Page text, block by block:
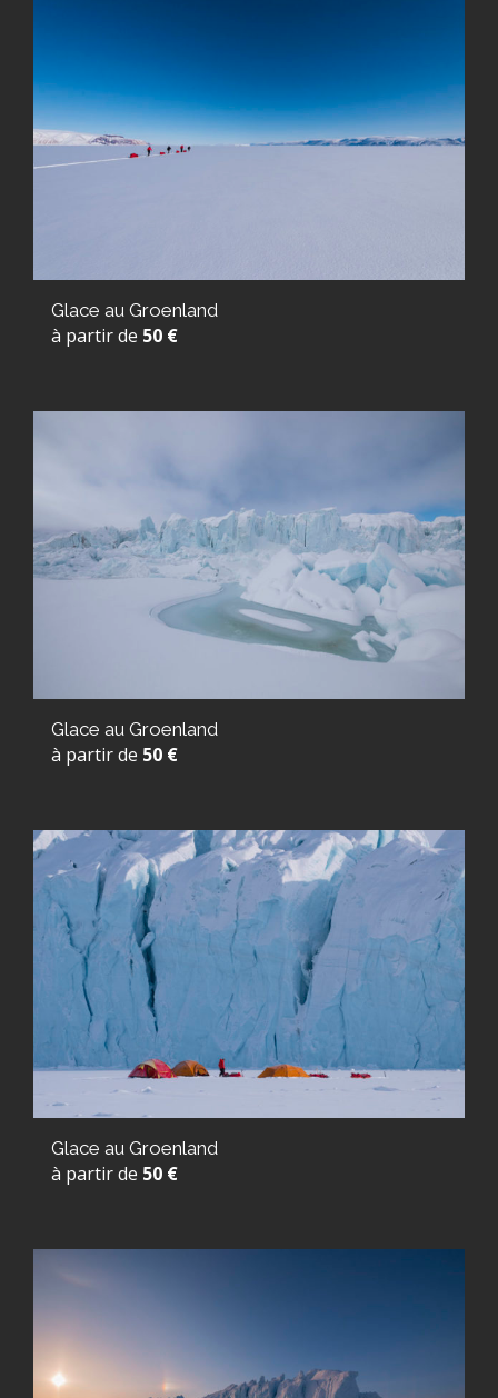
Glace au Groenland
à partir de 50 €
Glace au Groenland
à partir de 50 €
Glace au Groenland
à partir de 50 €